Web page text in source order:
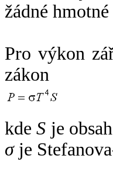
žádné
Pro výkon
zákon
kdeS je
σje